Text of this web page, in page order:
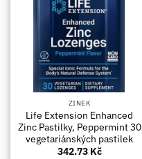
ZINEK
Life Extension Enhanced
Zinc Pastilky, Peppermint 30
vegetariánských pastilek
342.73 Kč